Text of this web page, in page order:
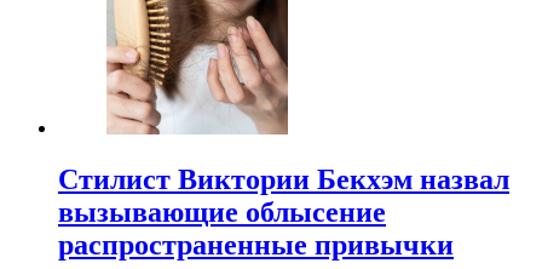
Стилист Виктории Бекхэм назвал
вызывающие облысение
распространенные привычки